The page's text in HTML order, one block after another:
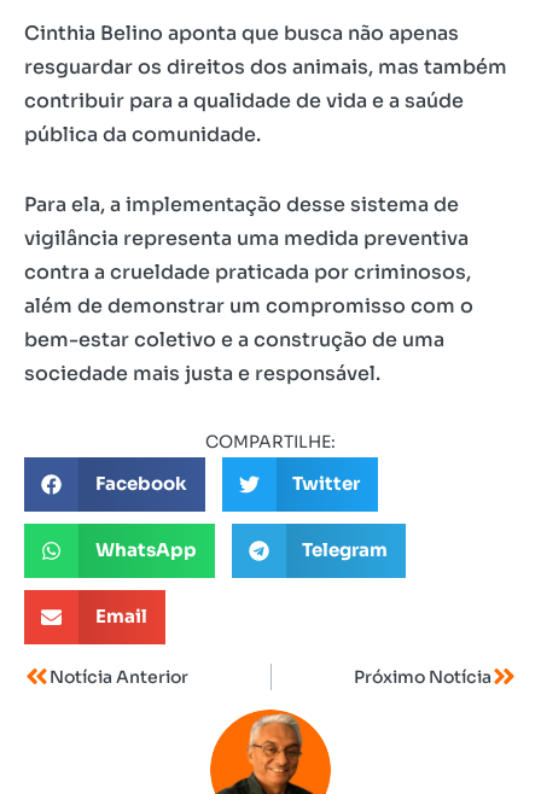
Cinthia Belino aponta que busca não apenas
resguardar os direitos dos animais, mas também
contribuir para a qualidade de vida e a saúde
pública da comunidade.
Para ela, a implementação desse sistema de
vigilância representa uma medida preventiva
contra a crueldade praticada por criminosos,
além de demonstrar um compromisso com o
bem-estar coletivo e a construção de uma
sociedade mais justa e responsável.
COMPARTILHE:
Facebook Twitter
WhatsApp Telegram
Email
Notícia Anterior Próximo Notícia